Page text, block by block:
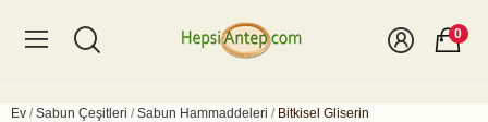
0
Ev Sabun Çeşitleri Sabun Hammaddeleri Bitkisel Gliserin